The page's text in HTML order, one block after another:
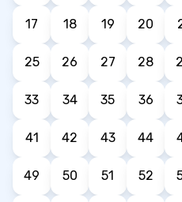
17 18 19 20
25 26 27 28
33 34 35 36
41 42 43 44
49 50 51 52